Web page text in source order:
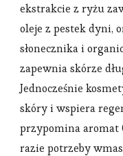
ekstrakcie z ryżu
oleje z pestek dyni,
słonecznika i
zapewnia skórze
Jednocześnie
skóry i wspiera
przypomina aromat
razie potrzeby